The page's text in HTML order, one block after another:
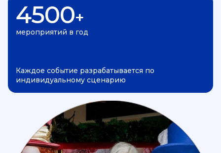
4500+
мероприятий в год
Каждое событие разрабатывается по
индивидуальному сценарию